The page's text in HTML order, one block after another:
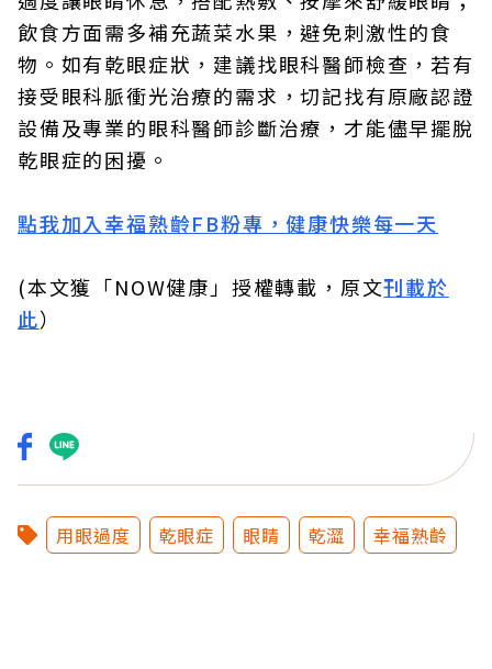
飲食方面需多補充蔬菜水果，避免刺激性的食
物。如有乾眼症狀，建議找眼科醫師檢查，若有
接受眼科脈衝光治療的需求，切記找有原廠認證
設備及專業的眼科醫師診斷治療，才能儘早擺脫
乾眼症的困擾。
點我加入幸福熟齡FB粉專，健康快樂每一天
(本文獲「NOW健康」授權轉載，原文刊載於
此）
用眼過度 乾眼症 眼睛 乾澀 幸福熟齡